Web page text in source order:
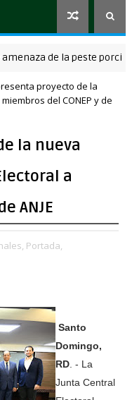
de la peste porcina
proyecto de la
del CONEP y de
la nueva
a
ANJE
Portada,
Santo
Domingo,
RD. - La
Junta Central